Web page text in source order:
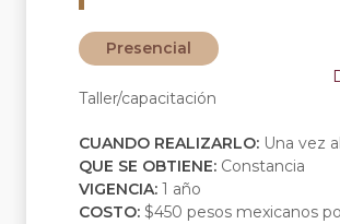
Presencial
Taller/capacitación
CUANDO REALIZARLO: Una vez
QUE SE OBTIENE: Constancia
VIGENCIA: 1 año
COSTO: $450 pesos mexicanos